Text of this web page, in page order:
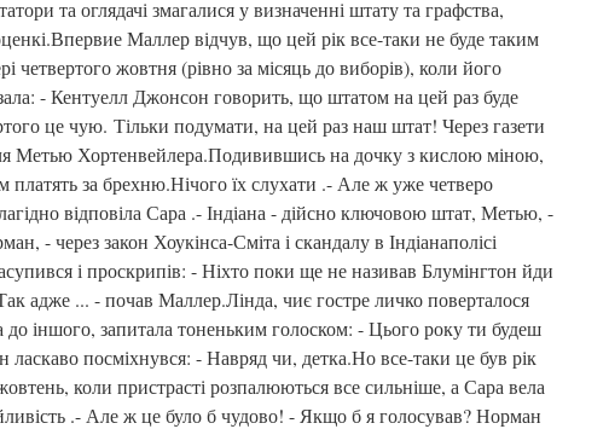
та оглядачі змагалися у визначенні штату та графства,
Маллер відчув, що цей рік все-таки не буде таким
четвертого жовтня (рівно за місяць до виборів), коли його
- Кентуелл Джонсон говорить, що штатом на цей раз буде
це чую. Тільки подумати, на цей раз наш штат! Через газети
Метью Хортенвейлера.Подивившись на дочку з кислою міною,
за брехню.Нічого їх слухати .- Але ж уже четверо
відповіла Сара .- Індіана - дійсно ключовою штат, Метью, -
- через закон Хоукінса-Сміта і скандалу в Індіанаполісі
і проскрипів: - Ніхто поки ще не називав Блумінгтон йди
адже ... - почав Маллер.Лінда, чиє гостре личко поверталося
до іншого, запитала тоненьким голоском: - Цього року ти будеш
посміхнувся: - Навряд чи, детка.Но все-таки це був рік
коли пристрасті розпалюються все сильніше, а Сара вела
.- Але ж це було б чудово! - Якщо б я голосував? Норман